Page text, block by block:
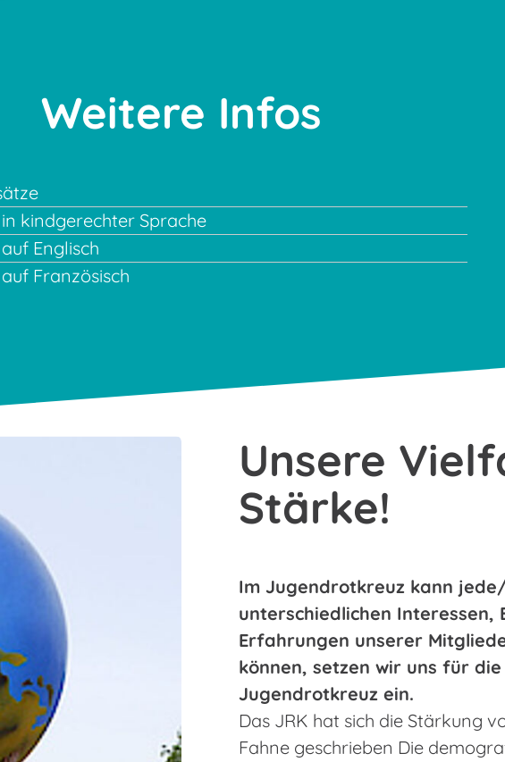
Weitere Infos
kindgerechter Sprache
Englisch
Französisch
Unsere
Stärke!
Im Jugendrotkreuz kann
unterschiedlichen Interessen,
Erfahrungen unserer
können, setzen wir uns für
Jugendrotkreuz ein.
Das JRK hat sich die Stärkung
Fahne geschrieben Die